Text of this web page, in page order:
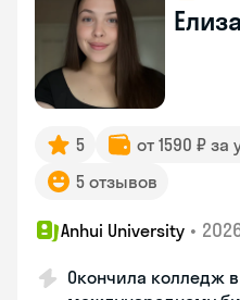
5 от 1590 ₽ за
5 отзывов
Anhui University •
Окончила колледж